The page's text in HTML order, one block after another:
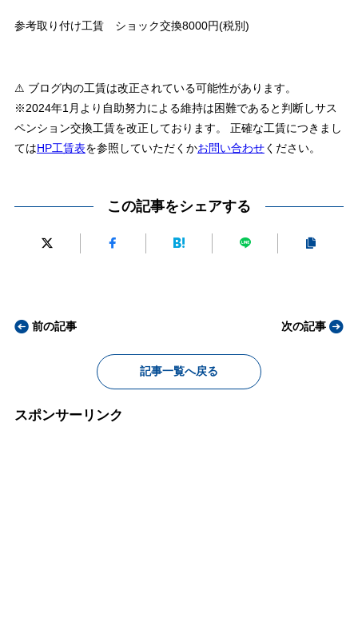
参考取り付け工賃 ショック交換8000円(税別)
⚠ ブログ内の工賃は改正されている可能性があります。
※2024年1月より自助努力による維持は困難であると判断しサス
ペンション交換工賃を改正しております。 正確な工賃につきまし
てはHP工賃表を参照していただくかお問い合わせください。
この記事をシェアする
前の記事
記事一覧へ戻る
次の記事
スポンサーリンク